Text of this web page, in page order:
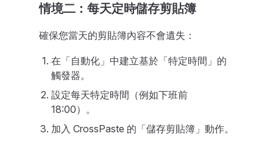
情境二：每天定時儲存剪貼簿
確保您當天的剪貼簿內容不會遺失：
在「自動化」中建立基於「特定時間」的
觸發器。
設定每天特定時間（例如下班前
18:00）。
加入 CrossPaste 的「儲存剪貼簿」動作。